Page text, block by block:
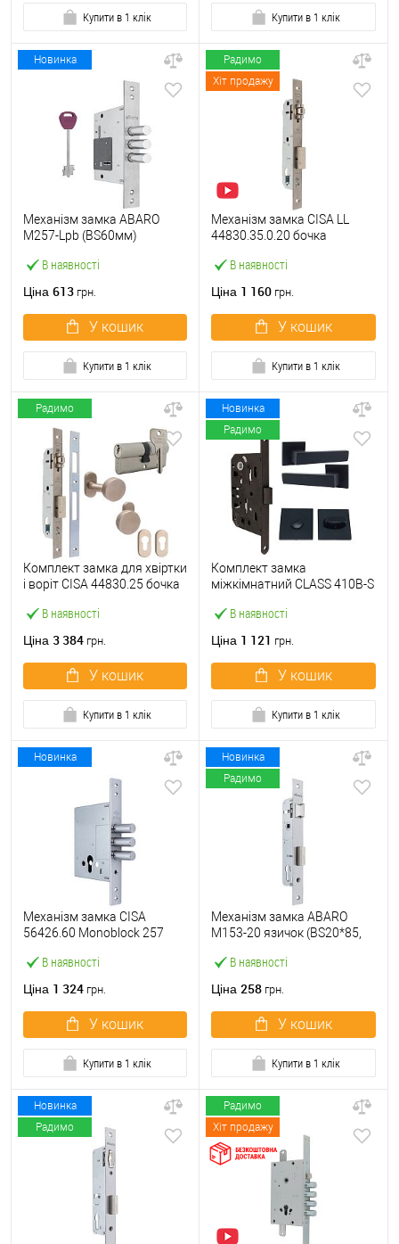
Купити в 1 клік Купити в 1 клік
Новинка
В наявності
Механізм замка ABARO
M257-Lpb (BS60мм)
тех.пакування.без
Ціна 613 грн.
У кошик
Купити в 1 клік
Радимо
Хіт продажу
В наявності
Механізм замка CISA LL
44830.35.0.20 бочка
нержавіюча сталь
Ціна 1 160 грн.
У кошик
Купити в 1 клік
Радимо
В наявності
Комплект замка для хвіртки
і воріт CISA 44830.25 бочка
60 мм та ручками
Ціна 3 384 грн.
У кошик
Купити в 1 клік
Новинка
Радимо
В наявності
Комплект замка
міжкімнатний CLASS 410B-S
ручками і воротком KEDR
Ціна 1 121 грн.
У кошик
Купити в 1 клік
Новинка
В наявності
Механізм замка CISA
56426.60 Monoblock 257
Ціна 1 324 грн.
У кошик
Купити в 1 клік
Новинка
Радимо
В наявності
Механізм замка ABARO
M153-20 язичок (BS20*85,
Ціна 258 грн.
У кошик
Купити в 1 клік
Новинка
Радимо
Радимо
Хіт продажу